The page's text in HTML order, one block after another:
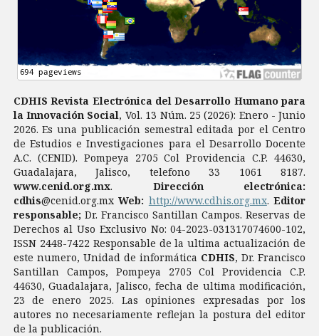
CDHIS Revista Electrónica del Desarrollo Humano para
la Innovación Social, Vol. 13 Núm. 25 (2026): Enero - Junio
2026. Es una publicación semestral editada por el Centro
de Estudios e Investigaciones para el Desarrollo Docente
A.C. (CENID). Pompeya 2705 Col Providencia C.P. 44630,
Guadalajara, Jalisco, telefono 33 1061 8187.
www.cenid.org.mx. Dirección electrónica:
cdhis@cenid.org.mxWeb: http://www.cdhis.org.mx. Editor
responsable; Dr. Francisco Santillan Campos. Reservas de
Derechos al Uso Exclusivo No: 04-2023-031317074600-102,
ISSN 2448-7422 Responsable de la ultima actualización de
este numero, Unidad de informática CDHIS, Dr. Francisco
Santillan Campos, Pompeya 2705 Col Providencia C.P.
44630, Guadalajara, Jalisco, fecha de ultima modificación,
23 de enero 2025. Las opiniones expresadas por los
autores no necesariamente reflejan la postura del editor
de la publicación.